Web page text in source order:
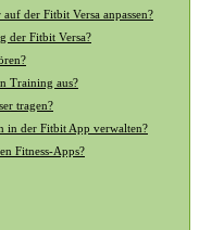
der Fitbit Versa‌ anpassen?
der Fitbit Versa?
Training aus?
tragen?
in der Fitbit App ‌verwalten?
Fitness-Apps?